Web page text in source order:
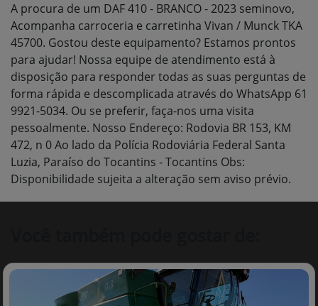
A procura de um DAF 410 - BRANCO - 2023 seminovo,
Acompanha carroceria e carretinha Vivan / Munck TKA
45700. Gostou deste equipamento? Estamos prontos
para ajudar! Nossa equipe de atendimento está à
disposição para responder todas as suas perguntas de
forma rápida e descomplicada através do WhatsApp 61
9921-5034. Ou se preferir, faça-nos uma visita
pessoalmente. Nosso Endereço: Rodovia BR 153, KM
472, n 0 Ao lado da Polícia Rodoviária Federal Santa
Luzia, Paraíso do Tocantins - Tocantins Obs:
Disponibilidade sujeita a alteração sem aviso prévio.